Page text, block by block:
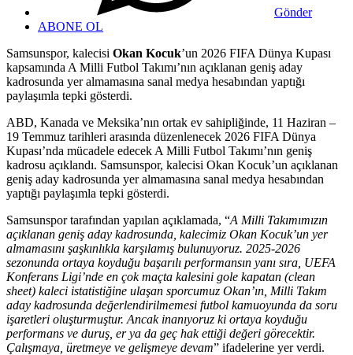
Gönder
ABONE OL
Samsunspor, kalecisi Okan Kocuk’un 2026 FIFA Dünya Kupası
kapsamında A Milli Futbol Takımı’nın açıklanan geniş aday
kadrosunda yer almamasına sanal medya hesabından yaptığı
paylaşımla tepki gösterdi.
ABD, Kanada ve Meksika’nın ortak ev sahipliğinde, 11 Haziran –
19 Temmuz tarihleri arasında düzenlenecek 2026 FIFA Dünya
Kupası’nda mücadele edecek A Milli Futbol Takımı’nın geniş
kadrosu açıklandı. Samsunspor, kalecisi Okan Kocuk’un açıklanan
geniş aday kadrosunda yer almamasına sanal medya hesabından
yaptığı paylaşımla tepki gösterdi.
Samsunspor tarafından yapılan açıklamada, “A Milli Takımımızın
açıklanan geniş aday kadrosunda, kalecimiz Okan Kocuk’un yer
almamasını şaşkınlıkla karşılamış bulunuyoruz. 2025-2026
sezonunda ortaya koyduğu başarılı performansın yanı sıra, UEFA
Konferans Ligi’nde en çok maçta kalesini gole kapatan (clean
sheet) kaleci istatistiğine ulaşan sporcumuz Okan’ın, Milli Takım
aday kadrosunda değerlendirilmemesi futbol kamuoyunda da soru
işaretleri oluşturmuştur. Ancak inanıyoruz ki ortaya koyduğu
performans ve duruş, er ya da geç hak ettiği değeri görecektir.
Çalışmaya, üretmeye ve gelişmeye devam” ifadelerine yer verdi.